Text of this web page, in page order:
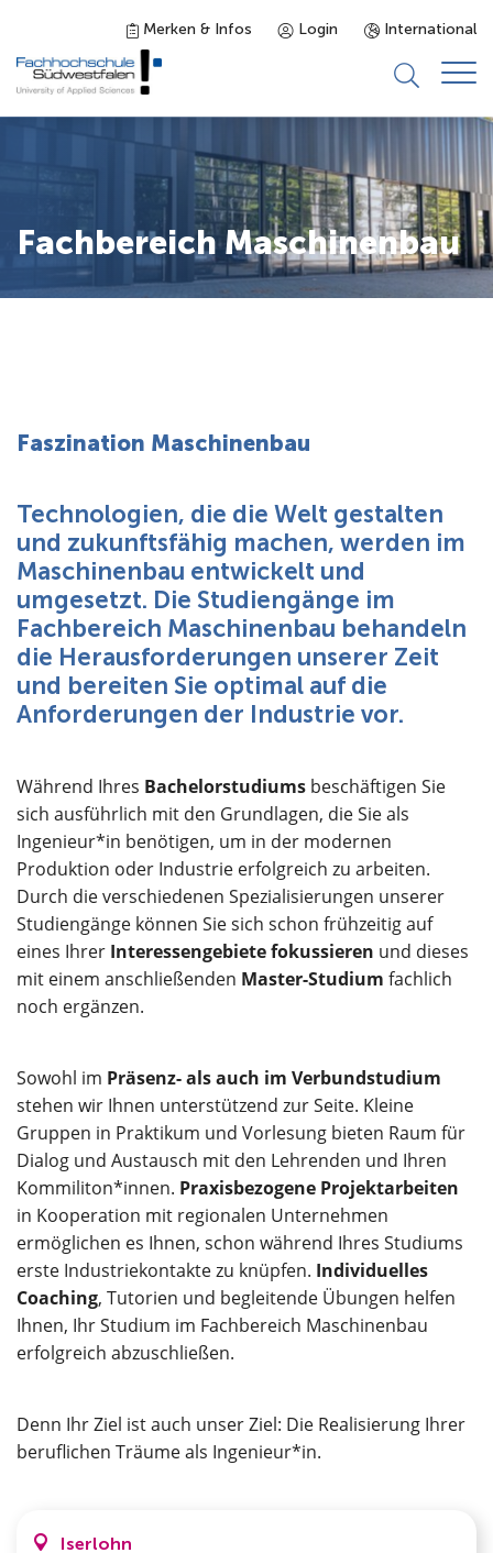
Merken & Infos Login International
Studieninteressierte
Studienangebot
Studierende
Karriere
Über uns
Fachbereich Maschinenbau
Faszination Maschinenbau
Technologien, die die Welt gestalten
und zukunftsfähig machen, werden im
Maschinenbau entwickelt und
umgesetzt. Die Studiengänge im
Fachbereich Maschinenbau behandeln
die Herausforderungen unserer Zeit
und bereiten Sie optimal auf die
Anforderungen der Industrie vor.
Während Ihres Bachelorstudiums beschäftigen Sie
sich ausführlich mit den Grundlagen, die Sie als
Ingenieur*in benötigen, um in der modernen
Produktion oder Industrie erfolgreich zu arbeiten.
Durch die verschiedenen Spezialisierungen unserer
Studiengänge können Sie sich schon frühzeitig auf
eines Ihrer Interessengebiete fokussieren und dieses
mit einem anschließenden Master-Studium fachlich
noch ergänzen.
Sowohl im Präsenz- als auch im Verbundstudium
stehen wir Ihnen unterstützend zur Seite. Kleine
Gruppen in Praktikum und Vorlesung bieten Raum für
Dialog und Austausch mit den Lehrenden und Ihren
Kommiliton*innen. Praxisbezogene Projektarbeiten
in Kooperation mit regionalen Unternehmen
ermöglichen es Ihnen, schon während Ihres Studiums
erste Industriekontakte zu knüpfen. Individuelles
Coaching, Tutorien und begleitende Übungen helfen
Ihnen, Ihr Studium im Fachbereich Maschinenbau
erfolgreich abzuschließen.
Denn Ihr Ziel ist auch unser Ziel: Die Realisierung Ihrer
beruflichen Träume als Ingenieur*in.
Iserlohn